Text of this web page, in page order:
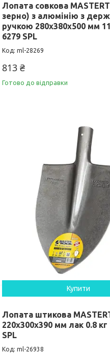
Лопата совкова
зерно) з алюмінію з
ручкою 280х380х500 мм
6279 SPL
ml-28269
813 ₴
Готово до відправки
Купити
Лопата штикова
220х300х390 мм лак 0.8 кг
SPL
ml-26938